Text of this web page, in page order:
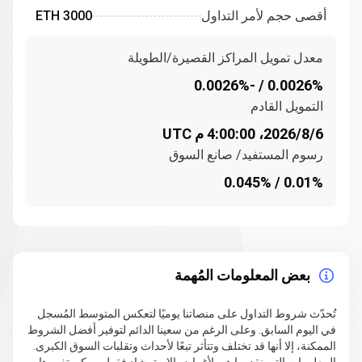
الأساس للعديد من التطبيقات اللامركزية والمشاريع القائمة
الرموز المبنية على إيثيريوم، والتي تُستخدم على نطاق واسع
القائمة على البلوكشين.
تستضيف شبكة إيثيريوم أيضًا نظامًا بيئيًا واسعًا من الأصول
الرقمية، بما في ذلك الرموز القابلة للاستبدال، والرموز غير
القابلة للاستبدال (NFTs)، وأنواع أخرى من رموز إيثيريوم.
يتم إنشاء هذه الأصول وإدارتها باستخدام شبكة إيثيريوم،
مؤسسة إيثيريوم هي منظمة غير ربحية مكرسة لدعم تطوير
شبكة إيثيريوم وإدارتها. تلعب دورًا مهمًا في الإشراف على
مقترحات تحسين إيثيريوم (EIPs)، وهي معايير أو توصيات
لتحسين الشبكة. تتمثل مهمة المؤسسة في ضمان النجاح
أقصى حجم لأمر التداول 3000 ETH
معدل تمويل المراكز القصيرة/الطويلة
0.0026% / -0.0026%
التمويل القادم
6‏/8‏/2026، 4:00:00 م UTC
رسوم المستفيد/ صانع السوق
0.01% / 0.045%
بعض المعلومات المُهمة
تُحدّث شروط التداول على منصاتنا يوميًا لتعكس المتوسط المُسجل
في اليوم السابق. وعلى الرغم من سعينا الدائم لتوفير أفضل الشروط
الممكنة، إلا أنها قد تختلف وتتأثر تبعًا لأحداث وتقلبات السوق الكبرى.